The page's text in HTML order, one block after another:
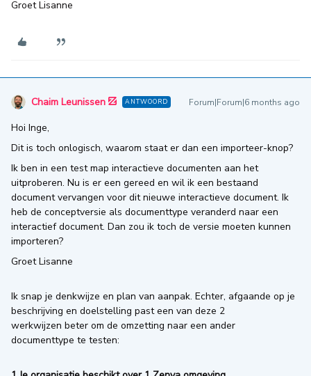
Groet Lisanne
Chaim Leunissen ANTWOORD Forum|Forum|6 months ago
Hoi Inge,
Dit is toch onlogisch, waarom staat er dan een importeer-knop?
Ik ben in een test map interactieve documenten aan het
uitproberen. Nu is er een gereed en wil ik een bestaand
document vervangen voor dit nieuwe interactieve document. Ik
heb de conceptversie als documenttype veranderd naar een
interactief document. Dan zou ik toch de versie moeten kunnen
importeren?
Groet Lisanne
Ik snap je denkwijze en plan van aanpak. Echter, afgaande op je
beschrijving en doelstelling past een van deze 2
werkwijzen beter om de omzetting naar een ander
documenttype te testen: